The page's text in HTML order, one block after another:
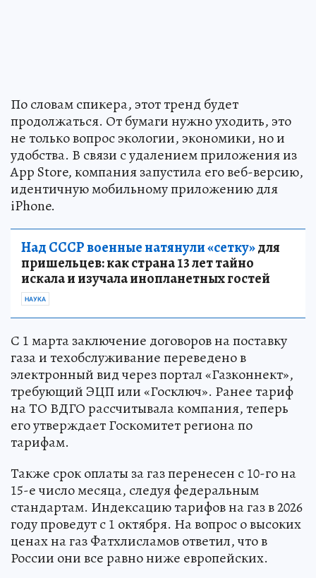
По словам спикера, этот тренд будет
продолжаться. От бумаги нужно уходить, это
не только вопрос экологии, экономики, но и
удобства. В связи с удалением приложения из
App Store, компания запустила его веб-версию,
идентичную мобильному приложению для
iPhone.
Над СССР военные натянули «сетку»для
пришельцев: как страна 13 лет тайно
искала и изучала инопланетных гостей
НАУКА
С 1 марта заключение договоров на поставку
газа и техобслуживание переведено в
электронный вид через портал «Газконнект»,
требующий ЭЦП или «Госключ». Ранее тариф
на ТО ВДГО рассчитывала компания, теперь
его утверждает Госкомитет региона по
тарифам.
Также срок оплаты за газ перенесен с 10-го на
15-е число месяца, следуя федеральным
стандартам. Индексацию тарифов на газ в 2026
году проведут с 1 октября. На вопрос о высоких
ценах на газ Фатхлисламов ответил, что в
России они все равно ниже европейских.